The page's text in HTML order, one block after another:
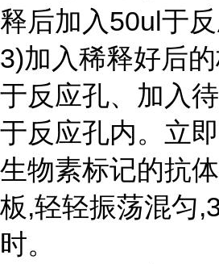
释后加入50ul于反
3)加入稀释好后
于反应孔、加入
于反应孔内。立
生物素标记的抗
板,轻轻振荡混匀
时。